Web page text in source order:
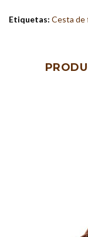
Etiquetas: Cesta de